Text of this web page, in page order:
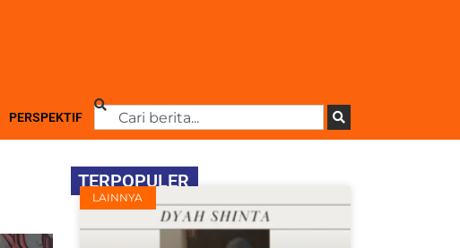
PERSPEKTIF
TERPOPULER
LAINNYA